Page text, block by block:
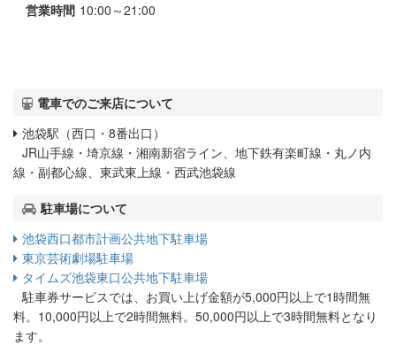
営業時間 10:00～21:00
電車でのご来店について
池袋駅（西口・8番出口）
JR山手線・埼京線・湘南新宿ライン、地下鉄有楽町線・丸ノ内
線・副都心線、東武東上線・西武池袋線
駐車場について
池袋西口都市計画公共地下駐車場
東京芸術劇場駐車場
タイムズ池袋東口公共地下駐車場
駐車券サービスでは、お買い上げ金額が5,000円以上で1時間無
料。10,000円以上で2時間無料。50,000円以上で3時間無料となり
ます。